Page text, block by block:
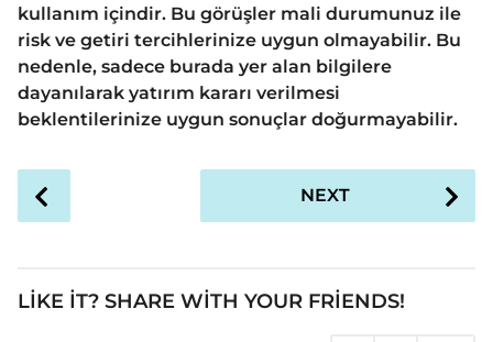
kullanım içindir. Bu görüşler mali durumunuz ile
risk ve getiri tercihlerinize uygun olmayabilir. Bu
nedenle, sadece burada yer alan bilgilere
dayanılarak yatırım kararı verilmesi
beklentilerinize uygun sonuçlar doğurmayabilir.
P
NEXT
LIKE IT? SHARE WITH YOUR FRIENDS!